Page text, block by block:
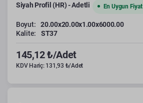
Siyah Profil (HR) - Adetli En Uygun Fiyat
Boyut:
20.00x20.00x1.00x6000.00
Kalite:
ST37
145,12 ₺/Adet
KDV Hariç: 131,93 ₺/Adet